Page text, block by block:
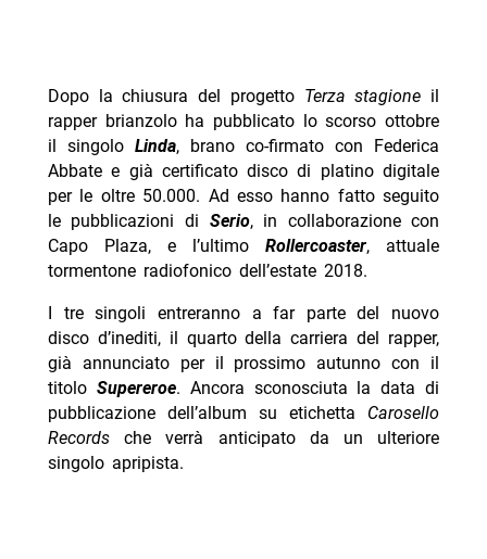
Dopo la chiusura del progetto Terza stagione il
rapper brianzolo ha pubblicato lo scorso ottobre
il singolo Linda, brano co-firmato con Federica
Abbate e già certificato disco di platino digitale
per le oltre 50.000. Ad esso hanno fatto seguito
le pubblicazioni di Serio, in collaborazione con
Capo Plaza, e l’ultimoRollercoaster, attuale
tormentone radiofonico dell’estate 2018.
I tre singoli entreranno a far parte del nuovo
disco d’inediti, il quarto della carriera del rapper,
già annunciato per il prossimo autunno con il
titolo Supereroe. Ancora sconosciuta la data di
pubblicazione dell’album su etichetta Carosello
Recordsche verrà anticipato da un ulteriore
singolo apripista.